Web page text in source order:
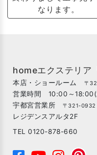
なります。
homeエクステリア
本店・ショールーム 〒
営業時間 10:00～18:00(
宇都宮営業所 〒321-0932
レジデンスアルタ2F
TEL 0120-878-660